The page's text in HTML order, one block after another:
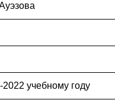
2022 учебному году